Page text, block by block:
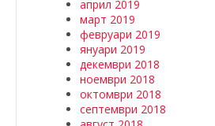
април 2019
март 2019
февруари 2019
януари 2019
декември 2018
ноември 2018
октомври 2018
септември 2018